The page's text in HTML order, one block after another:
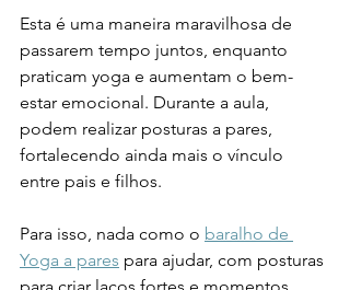
Esta é uma maneira maravilhosa de
passarem tempo juntos, enquanto
praticam yoga e aumentam o bem-
estar emocional. Durante a aula,
podem realizar posturas a pares,
fortalecendo ainda mais o vínculo
entre pais e filhos.
Para isso, nada como o baralho de
Yoga a pares para ajudar, com posturas